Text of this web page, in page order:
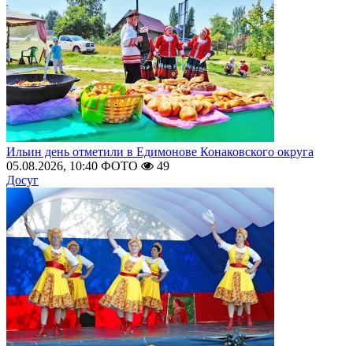
Ильин день отметили в Едимонове Конаковского округа
05.08.2026, 10:40 ФОТО
49
Досуг